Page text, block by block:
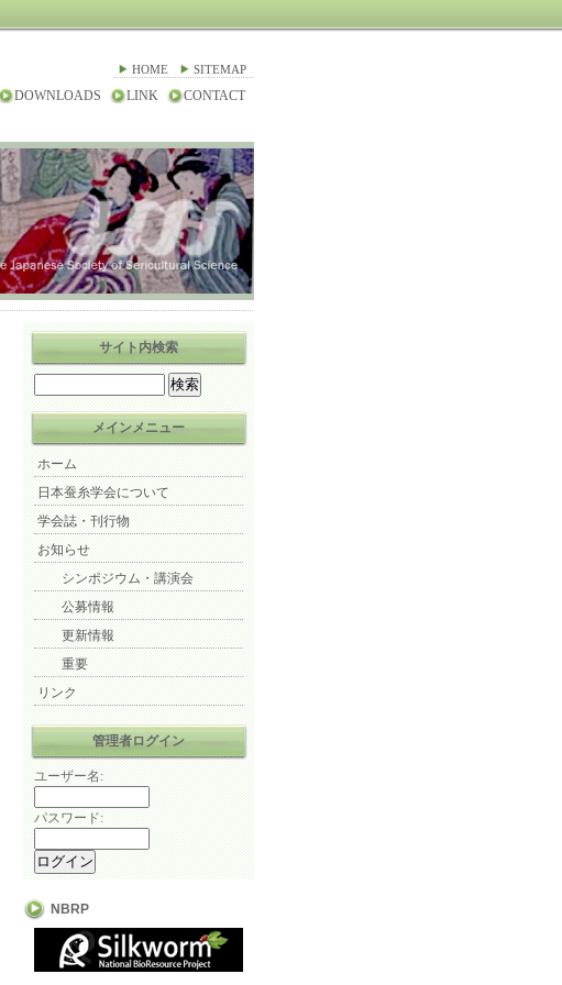
DOWNLOADS LINK CONTACT
HOME SITEMAP
サイト内検索
メインメニュー
ホーム
日本蚕糸学会について
学会誌・刊行物
お知らせ
シンポジウム・講演会
公募情報
更新情報
重要
リンク
管理者ログイン
ユーザー名:
パスワード:
NBRP